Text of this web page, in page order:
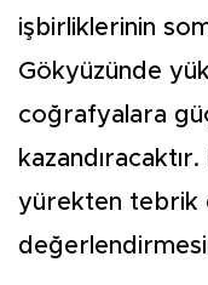
işbirliklerinin
Gökyüzünde
coğrafyalara
yürekten tebrik